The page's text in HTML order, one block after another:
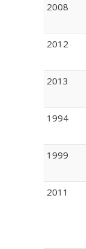
2008
2012
2013
1994
1999
2011